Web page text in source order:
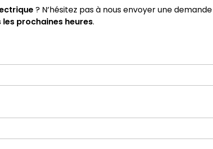
? N’hésitez pas à nous envoyer une
prochaines heures.